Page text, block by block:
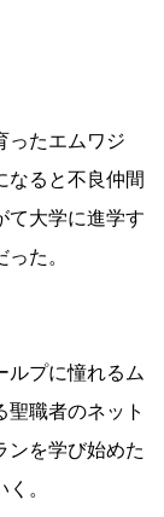
ったエムワジ
なると不良仲間
て大学に進学す
た。
ルプに憧れるム
聖職者のネット
ンを学び始めた
。